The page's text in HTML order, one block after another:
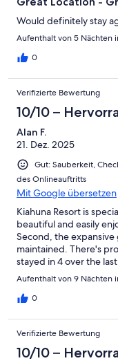
Would definitely stay
Aufenthalt von 5 Nächten
0
Verifizierte Bewertung
10/10 –
Alan F.
21. Dez. 2025
Gut: Sauberkeit,
des Onlineauftritts
Mit Google übersetzen
Kiahuna Resort is
beautiful and easily
Second, the
maintained. There's
stayed in 4 over the
price point,
Aufenthalt von 9 Nächten
0
Verifizierte Bewertung
10/10 –